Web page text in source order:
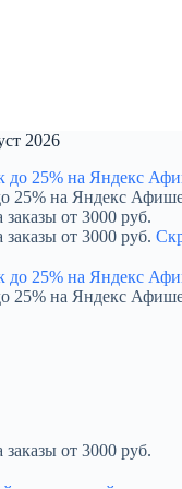
2026
25% на Яндекс
от 3000 руб.
от 3000 руб.
25% на Яндекс
от 3000 руб.